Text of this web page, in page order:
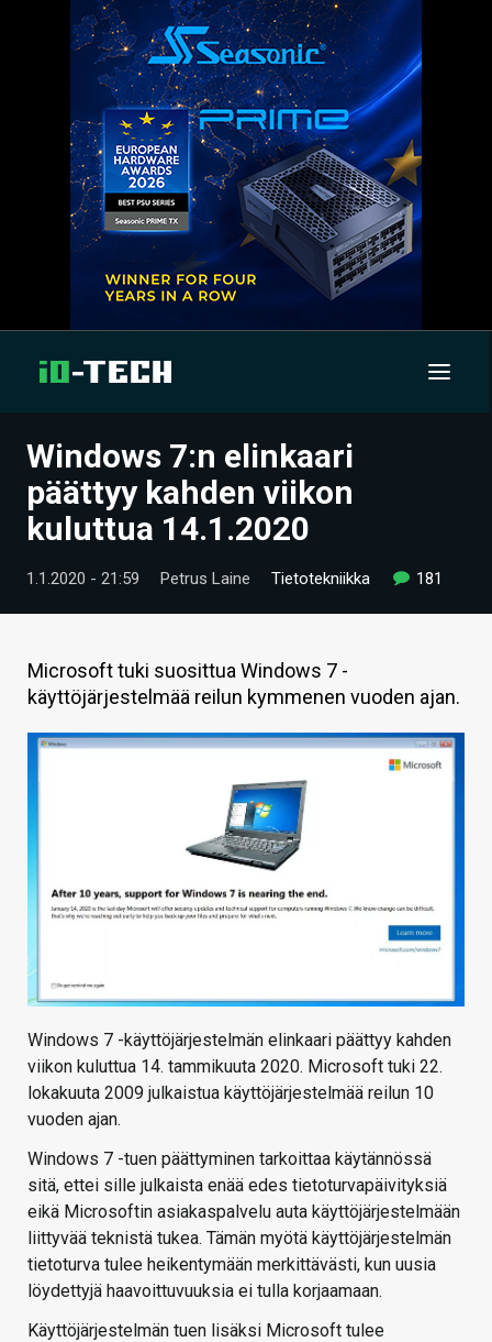
UUTISET
ARTIKKELIT
VIDEOT
TECHBBS
TIETOA
HINTA.FI
KAUPPA
HAKU
Windows 7:n elinkaari
päättyy kahden viikon
kuluttua 14.1.2020
1.1.2020 - 21:59 Petrus Laine Tietotekniikka 181
Microsoft tuki suosittua Windows 7 -
käyttöjärjestelmää reilun kymmenen vuoden ajan.
Windows 7 -käyttöjärjestelmän elinkaari päättyy kahden
viikon kuluttua 14. tammikuuta 2020. Microsoft tuki 22.
lokakuuta 2009 julkaistua käyttöjärjestelmää reilun 10
vuoden ajan.
Windows 7 -tuen päättyminen tarkoittaa käytännössä
sitä, ettei sille julkaista enää edes tietoturvapäivityksiä
eikä Microsoftin asiakaspalvelu auta käyttöjärjestelmään
liittyvää teknistä tukea. Tämän myötä käyttöjärjestelmän
tietoturva tulee heikentymään merkittävästi, kun uusia
löydettyjä haavoittuvuuksia ei tulla korjaamaan.
Käyttöjärjestelmän tuen lisäksi Microsoft tulee